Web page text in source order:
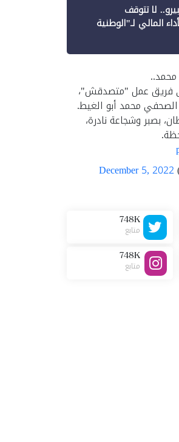
لا تتوقف
المالي لـ"الوطنية
محمد..
فريق عمل "متصدقش"،
محمد أبو الغيط.
بصبر وشجاعة نادرة،
December 5, 2022
748K
متابع
748K
متابع